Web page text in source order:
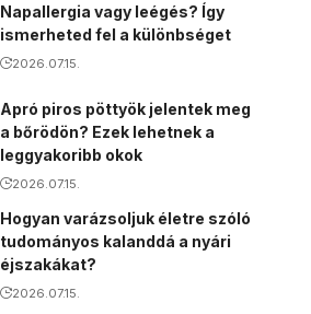
Napallergia vagy leégés? Így
ismerheted fel a különbséget
2026.07.15.
Apró piros pöttyök jelentek meg
a bőrödön? Ezek lehetnek a
leggyakoribb okok
2026.07.15.
Hogyan varázsoljuk életre szóló
tudományos kalanddá a nyári
éjszakákat?
2026.07.15.